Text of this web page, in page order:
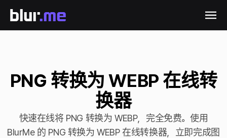
PNG 转换为 WEBP 在线转
换器
快速在线将 PNG 转换为 WEBP，完全免费。使用
BlurMe 的 PNG 转换为 WEBP 在线转换器，立即完成图